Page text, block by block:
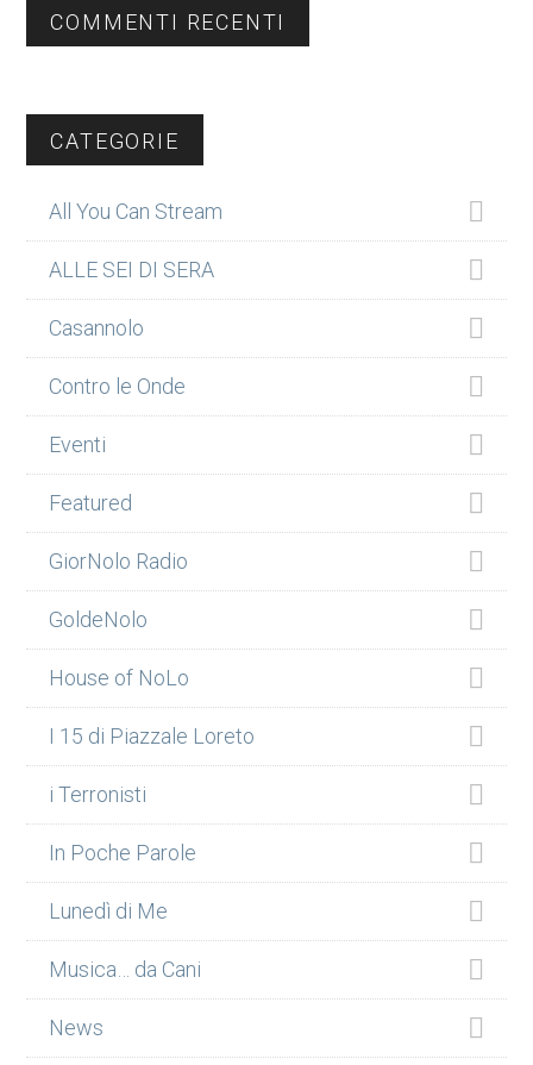
COMMENTI RECENTI
CATEGORIE
All You Can Stream
ALLE SEI DI SERA
Casannolo
Contro le Onde
Eventi
Featured
GiorNolo Radio
GoldeNolo
House of NoLo
I 15 di Piazzale Loreto
i Terronisti
In Poche Parole
Lunedì di Me
Musica… da Cani
News